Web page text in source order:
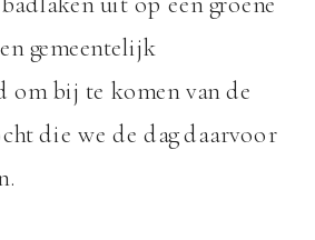
gemeentelijk
om bij te komen van de
die we de dag daarvoor